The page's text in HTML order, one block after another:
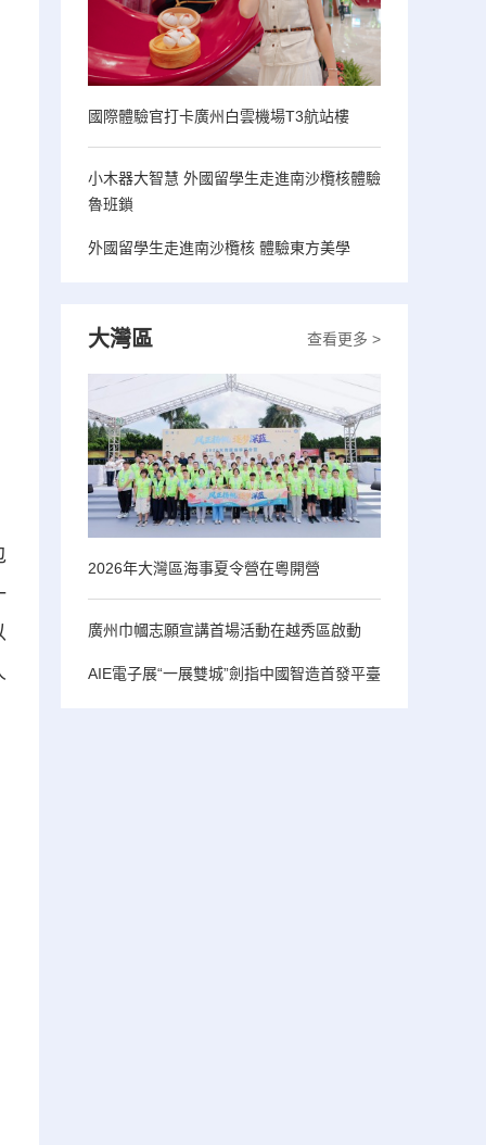
國際體驗官打卡廣州白雲機場T3航站樓
小木器大智慧 外國留學生走進南沙欖核體驗
魯班鎖
外國留學生走進南沙欖核 體驗東方美學
查看更多 >
大灣區
2026年大灣區海事夏令營在粵開營
廣州巾幗志願宣講首場活動在越秀區啟動
AIE電子展“一展雙城”劍指中國智造首發平臺